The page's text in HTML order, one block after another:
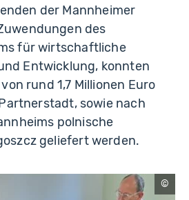
der Mannheimer
des
für wirtschaftliche
Entwicklung, konnten
rund 1,7 Millionen Euro
sowie nach
polnische
geliefert werden.